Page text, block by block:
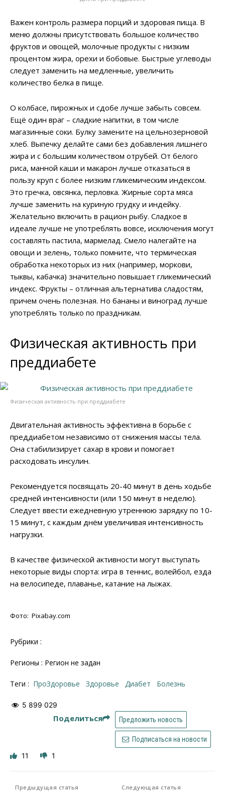
Важен контроль размера порций и здоровая пища. В
меню должны присутствовать большое количество
фруктов и овощей, молочные продукты с низким
процентом жира, орехи и бобовые. Быстрые углеводы
следует заменить на медленные, увеличить
количество белка в пище.
О колбасе, пирожных и сдобе лучше забыть совсем.
Ещё один враг – сладкие напитки, в том числе
магазинные соки. Булку замените на цельнозерновой
хлеб. Выпечку делайте сами без добавления лишнего
жира и с большим количеством отрубей. От белого
риса, манной каши и макарон лучше отказаться в
пользу круп с более низким гликемическим индексом.
Это гречка, овсянка, перловка. Жирные сорта мяса
лучше заменить на куриную грудку и индейку.
Желательно включить в рацион рыбу. Сладкое в
идеале лучше не употреблять вовсе, исключения могут
составлять пастила, мармелад. Смело налегайте на
овощи и зелень, только помните, что термическая
обработка некоторых из них (например, моркови,
тыквы, кабачка) значительно повышает гликемический
индекс. Фрукты – отличная альтернатива сладостям,
причем очень полезная. Но бананы и виноград лучше
употреблять только по праздникам.
Физическая активность при
преддиабете
Физическая активность при преддиабете
Двигательная активность эффективна в борьбе с
преддиабетом независимо от снижения массы тела.
Она стабилизирует сахар в крови и помогает
расходовать инсулин.
Рекомендуется посвящать 20-40 минут в день ходьбе
средней интенсивности (или 150 минут в неделю).
Следует ввести ежедневную утреннюю зарядку по 10-
15 минут, с каждым днём увеличивая интенсивность
нагрузки.
В качестве физической активности могут выступать
некоторые виды спорта: игра в теннис, волейбол, езда
на велосипеде, плаванье, катание на лыжах.
Фото: Pixabay.com
Рубрики :
Регионы : Регион не задан
Теги : ПроЗдоровье здоровье диабет болезнь
5 899 029
Поделиться Предложить новость
Подписаться на новости
11 1
Предыдущая статья Следующая статья